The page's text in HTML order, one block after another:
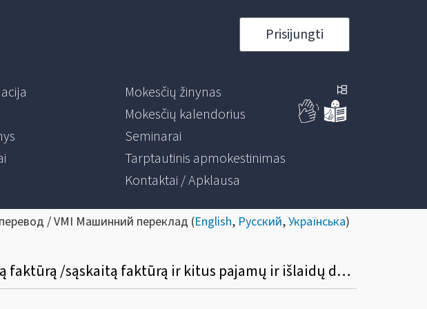
Prisijungti
Mokesčių žinynas
Mokesčių kalendorius
Seminarai
Tarptautinis apmokestinimas
Kontaktai / Apklausa
/ VMI Машинний переклад (English, Русский,Українська)
Kokiu būdu galima pakoreguoti / anuliuoti jau išrašytą PVM sąskaitą faktūrą /sąskaitą faktūrą ir kitus pajamų ir išlaidų dokumentus?